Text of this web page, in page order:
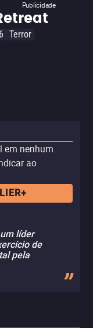
Publicidade
Terror
em nenhum
ao
líder
de
pela